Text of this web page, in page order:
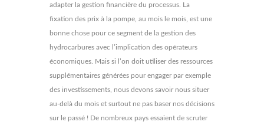
adapter la gestion financière du processus. La
fixation des prix à la pompe, au mois le mois, est une
bonne chose pour ce segment de la gestion des
hydrocarbures avec l’implication des opérateurs
économiques. Mais si l’on doit utiliser des ressources
supplémentaires générées pour engager par exemple
des investissements, nous devons savoir nous situer
au-delà du mois et surtout ne pas baser nos décisions
sur le passé ! De nombreux pays essaient de scruter